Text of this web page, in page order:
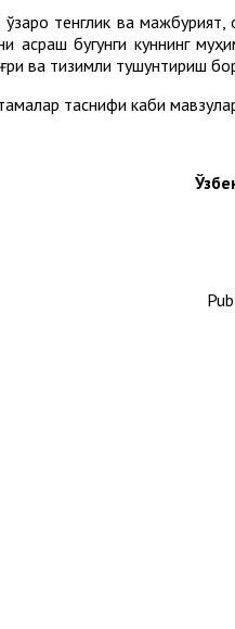
тенглик ва мажбурият,
асраш бугунги куннинг
ва тизимли тушунтириш
таснифи каби